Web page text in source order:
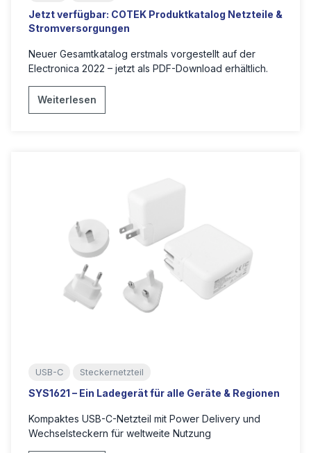
Jetzt verfügbar: COTEK Produktkatalog Netzteile &
Stromversorgungen
Neuer Gesamtkatalog erstmals vorgestellt auf der
Electronica 2022 – jetzt als PDF-Download erhältlich.
Weiterlesen
USB-C Steckernetzteil
SYS1621 – Ein Ladegerät für alle Geräte & Regionen
Kompaktes USB-C-Netzteil mit Power Delivery und
Wechselsteckern für weltweite Nutzung